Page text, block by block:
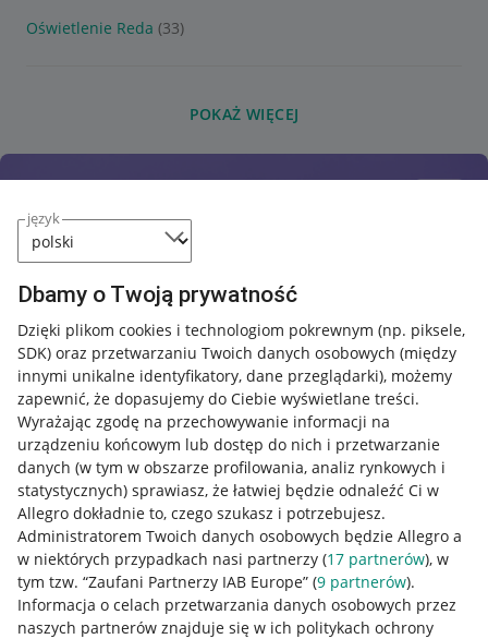
język
Dbamy o Twoją prywatność
Dzięki plikom cookies i technologiom pokrewnym (np. piksele,
SDK) oraz przetwarzaniu Twoich danych osobowych (między
innymi unikalne identyfikatory, dane przeglądarki), możemy
zapewnić, że dopasujemy do Ciebie wyświetlane treści.
Wyrażając zgodę na przechowywanie informacji na
urządzeniu końcowym lub dostęp do nich i przetwarzanie
danych (w tym w obszarze profilowania, analiz rynkowych i
statystycznych) sprawiasz, że łatwiej będzie odnaleźć Ci w
Allegro dokładnie to, czego szukasz i potrzebujesz.
Administratorem Twoich danych osobowych będzie Allegro a
w niektórych przypadkach nasi partnerzy (17 partnerów), w
tym tzw. “Zaufani Partnerzy IAB Europe” (9 partnerów).
Informacja o celach przetwarzania danych osobowych przez
naszych partnerów znajduje się w ich politykach ochrony
Oświetlenie Reda (33)
POKAŻ WIĘCEJ
Przydatne informacje